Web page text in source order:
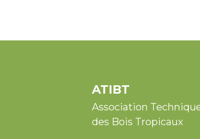
ATIBT
Association
des Bois Tropicaux